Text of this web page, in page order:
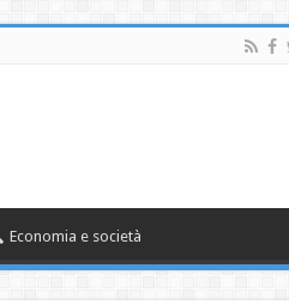
Economia e società